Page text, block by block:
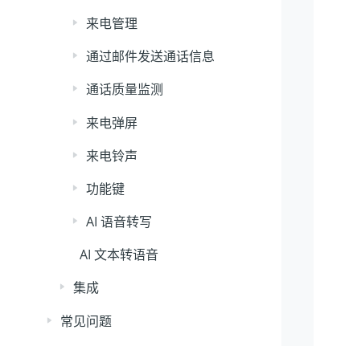
来电管理
通过邮件发送通话信息
通话质量监测
来电弹屏
来电铃声
功能键
AI 语音转写
AI 文本转语音
集成
常见问题